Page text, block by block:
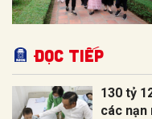
Đọc tiếp
130 tỷ
các nạn